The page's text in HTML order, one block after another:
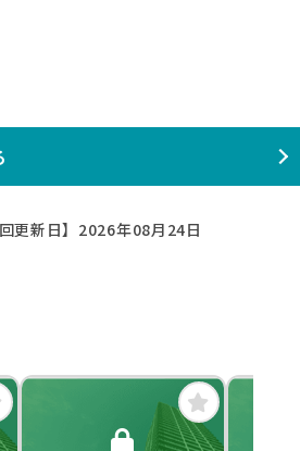
回更新日】2026年08月24日